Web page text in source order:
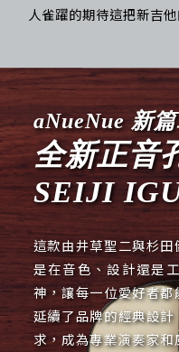
人雀躍的期待這把新吉他
aNueNue 新
全新正音
SEIJI
這款由井草聖二與杉
是在音色、設計還是
神，讓每一位愛好者
延續了品牌的經典設
求，成為專業演奏家